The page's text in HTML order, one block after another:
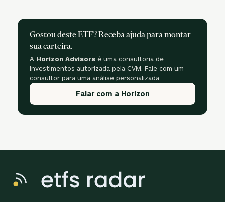
Gostou deste ETF? Receba ajuda para montar
sua carteira.
A Horizon Advisors é uma consultoria de
investimentos autorizada pela CVM. Fale com um
consultor para uma análise personalizada.
Falar com a Horizon